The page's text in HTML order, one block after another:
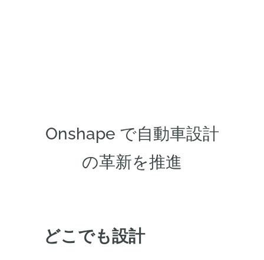
Onshape で自動車設計
の革新を推進
どこでも設計